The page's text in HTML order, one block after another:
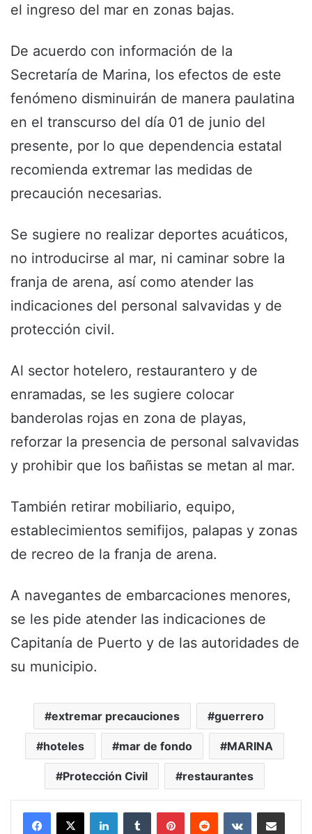
el ingreso del mar en zonas bajas.
De acuerdo con información de la
Secretaría de Marina, los efectos de este
fenómeno disminuirán de manera paulatina
en el transcurso del día 01 de junio del
presente, por lo que dependencia estatal
recomienda extremar las medidas de
precaución necesarias.
Se sugiere no realizar deportes acuáticos,
no introducirse al mar, ni caminar sobre la
franja de arena, así como atender las
indicaciones del personal salvavidas y de
protección civil.
Al sector hotelero, restaurantero y de
enramadas, se les sugiere colocar
banderolas rojas en zona de playas,
reforzar la presencia de personal salvavidas
y prohibir que los bañistas se metan al mar.
También retirar mobiliario, equipo,
establecimientos semifijos, palapas y zonas
de recreo de la franja de arena.
A navegantes de embarcaciones menores,
se les pide atender las indicaciones de
Capitanía de Puerto y de las autoridades de
su municipio.
extremar precauciones guerrero
hoteles mar de fondo MARINA
Protección Civil restaurantes
LinkedInTumblr PinterestReddit VKontakteShare via Email